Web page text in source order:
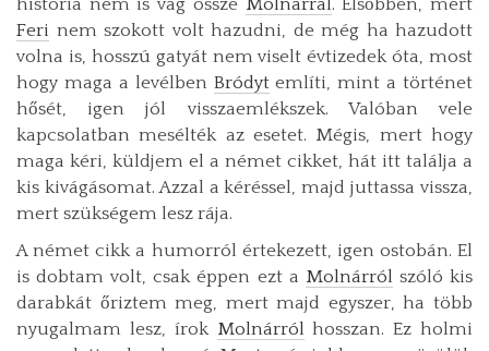
história nem is vág össze Molnárral. Elsőbben, mert
Feri nem szokott volt hazudni, de még ha hazudott
volna is, hosszú gatyát nem viselt évtizedek óta, most
hogy maga a levélben Bródytemlíti, mint a történet
hősét, igen jól visszaemlékszek. Valóban vele
kapcsolatban mesélték az esetet. Mégis, mert hogy
maga kéri, küldjem el a német cikket, hát itt találja a
kis kivágásomat. Azzal a kéréssel, majd juttassa vissza,
mert szükségem lesz rája.
A német cikk a humorról értekezett, igen ostobán. El
is dobtam volt, csak éppen ezt a Molnárról szóló kis
darabkát őriztem meg, mert majd egyszer, ha több
nyugalmam lesz, írok Molnárról hosszan. Ez holmi